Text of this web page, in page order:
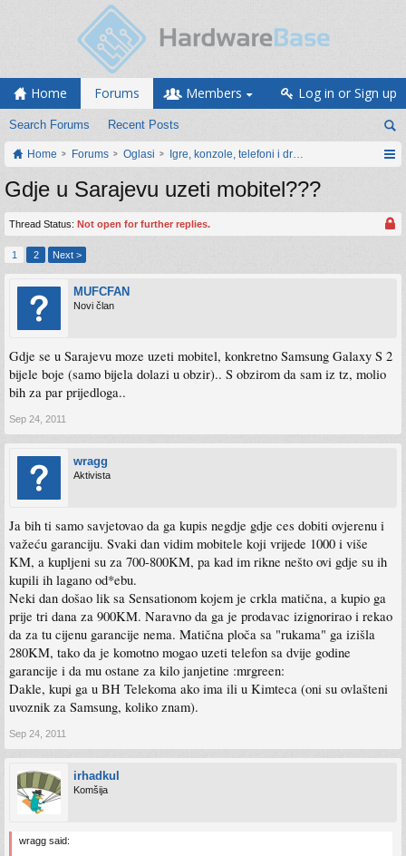
Home Forums
Search Forums Recent Posts
Members Log in or Sign up
Home Forums Oglasi Igre, konzole, telefoni i drugi gadgeti
Gdje u Sarajevu uzeti mobitel???
Thread Status: Not open for further replies.
1 2 Next >
MUFCFAN
Novi član
Gdje se u Sarajevu moze uzeti mobitel, konkretno Samsung Galaxy S 2
bijele boje (samo bijela dolazi u obzir).. S obzirom da sam iz tz, molio
bih za par prijedloga..
Sep 24, 2011
wragg
Aktivista
Ja bih ti samo savjetovao da ga kupis negdje gdje ces dobiti ovjerenu i
važeću garanciju. Svaki dan vidim mobitele koji vrijede 1000 i više
KM, a kupljeni su za 700-800KM, pa kad im rikne nešto ovi gdje su ih
kupili ih lagano od*ebu.
Neki dan došao lik sa Sensationom kojem je crkla matična, a kupio ga
prije tri dana za 900KM. Naravno da ga je prodavac izignorirao i rekao
da za tu cijenu garancije nema. Matična ploča sa "rukama" ga izišla
280KM, tako da je komotno mogao uzeti telefon sa dvije godine
garancije i da mu ostane za kilo janjetine :mrgreen:
Dakle, kupi ga u BH Telekoma ako ima ili u Kimteca (oni su ovlašteni
uvoznik za Samsung, koliko znam).
Sep 24, 2011
irhadkul
Komšija
wragg said: